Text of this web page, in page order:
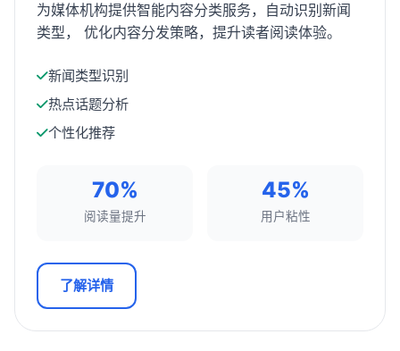
为媒体机构提供智能内容分类服务，自动识别新闻
类型， 优化内容分发策略，提升读者阅读体验。
新闻类型识别
热点话题分析
个性化推荐
70%
阅读量提升
45%
用户粘性
了解详情